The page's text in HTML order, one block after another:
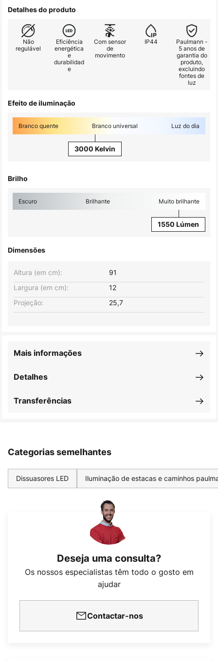
Detalhes do produto
Não
regulável
Eficiência
energética
e
durabilidad
e
Com sensor
de
movimento
IP44
Paulmann -
5 anos de
garantia do
produto,
excluindo
fontes de
luz
Efeito de iluminação
Branco quente Branco universal Luz do dia
3000 Kelvin
Brilho
Escuro Brilhante Muito brilhante
1550 Lúmen
Dimensões
Largura (em cm): 12
Altura (em cm): 91
Projeção: 25,7
Detalhes
Mais informações
Transferências
Categorias semelhantes
Dissuasores LED Iluminação de estacas e caminhos
Deseja uma consulta?
Os nossos especialistas têm todo o gosto em
ajudar
Contactar-nos